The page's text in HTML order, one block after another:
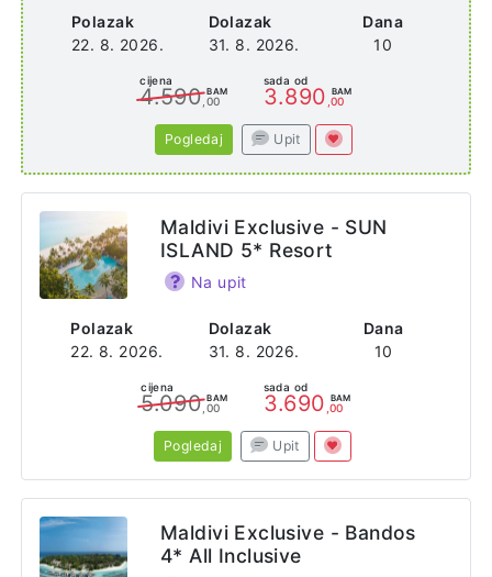
Polazak
22. 8. 2026.
Dolazak
31. 8. 2026.
Dana
10
cijena
4.590 BAM
,00
sada od
3.890 BAM
,00
Pogledaj Upit
Polazak
22. 8. 2026.
Dolazak
31. 8. 2026.
Dana
10
Maldivi Exclusive - SUN
ISLAND 5* Resort
Na upit
cijena
5.090 BAM
,00
sada od
3.690 BAM
,00
Pogledaj Upit
Maldivi Exclusive - Bandos
4* All Inclusive